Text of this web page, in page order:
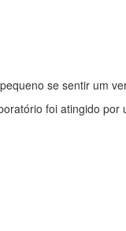
se sentir um
foi atingido por